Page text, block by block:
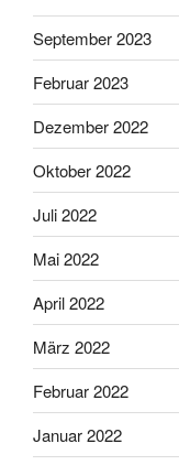
September 2023
Februar 2023
Dezember 2022
Oktober 2022
Juli 2022
Mai 2022
April 2022
März 2022
Februar 2022
Januar 2022